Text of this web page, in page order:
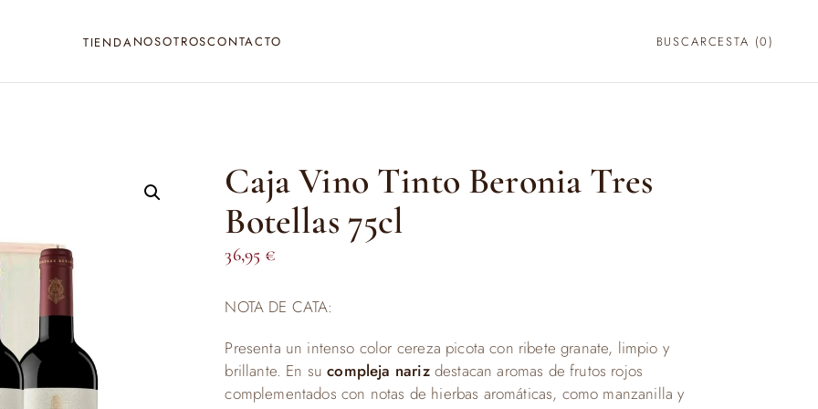
TIENDANOSOTROSCONTACTO BUSCARCESTA (0)
Caja Vino Tinto Beronia Tres
Botellas 75cl
36,95 €
NOTA DE CATA:
Presenta un intenso color cereza picota con ribete granate, limpio y
brillante. En sucompleja narizdestacan aromas de frutos rojos
complementados con notas de hierbas aromáticas, como manzanilla y